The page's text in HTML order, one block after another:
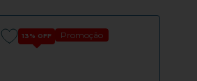
13% OFF Promoção